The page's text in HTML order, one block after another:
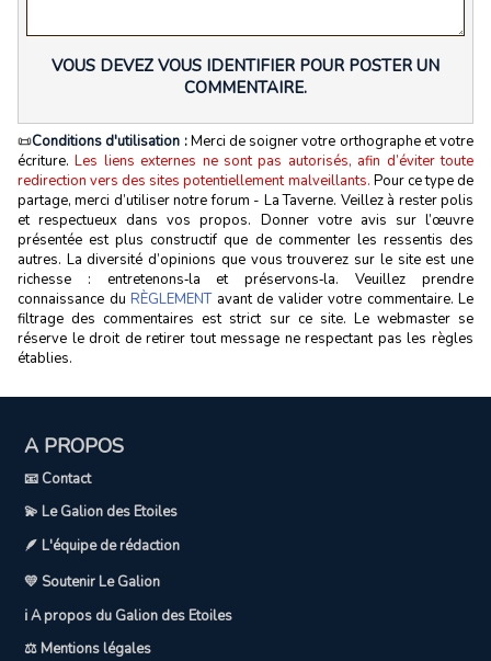
VOUS DEVEZ VOUS IDENTIFIER POUR POSTER UN
COMMENTAIRE.
📜Conditions d'utilisation :Merci de soigner votre orthographe et votre
écriture.Les liens externes ne sont pas autorisés, afin d’éviter toute
redirection vers des sites potentiellement malveillants. Pour ce type de
partage, merci d’utiliser notre forum - La Taverne. Veillez à rester polis
et respectueux dans vos propos. Donner votre avis sur l’œuvre
présentée est plus constructif que de commenter les ressentis des
autres. La diversité d’opinions que vous trouverez sur le site est une
richesse : entretenons‑la et préservons‑la. Veuillez prendre
connaissance du RÈGLEMENTavant de valider votre commentaire. Le
filtrage des commentaires est strict sur ce site. Le webmaster se
réserve le droit de retirer tout message ne respectant pas les règles
établies.
A PROPOS
📧 Contact
💫 Le Galion des Etoiles
🪶 L'équipe de rédaction
💛 Soutenir Le Galion
ℹ️ A propos du Galion des Etoiles
⚖️ Mentions légales